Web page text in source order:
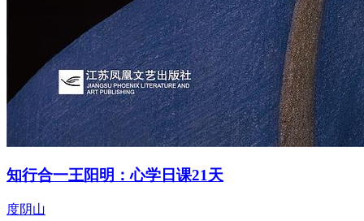
知行合一王阳明：心学日课21天
度阴山